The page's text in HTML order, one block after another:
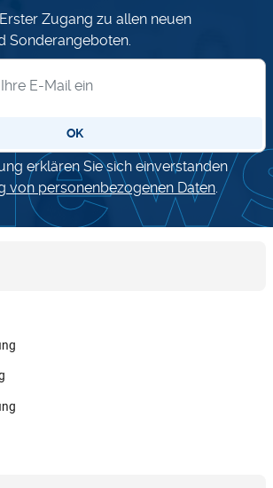
Zugang zu allen neuen
Sonderangeboten.
OK
erklären Sie sich einverstanden
von personenbezogenen Daten.